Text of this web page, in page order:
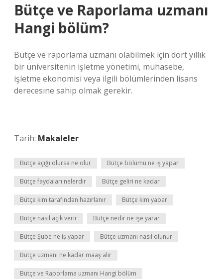
Bütçe ve Raporlama uzmanı
Hangi bölüm?
Bütçe ve raporlama uzmanı olabilmek için dört yıllık
bir üniversitenin işletme yönetimi, muhasebe,
işletme ekonomisi veya ilgili bölümlerinden lisans
derecesine sahip olmak gerekir.
Tarih: Makaleler
Bütçe açığı olursa ne olur Bütçe bölümü ne iş yapar
Bütçe faydaları nelerdir Bütçe geliri ne kadar
Bütçe kim tarafından hazırlanır Bütçe kim yapar
Bütçe nasıl açık verir Bütçe nedir ne işe yarar
Bütçe Şube ne iş yapar Bütçe uzmanı nasıl olunur
Bütçe uzmanı ne kadar maaş alır
Bütçe ve Raporlama uzmanı Hangi bölüm